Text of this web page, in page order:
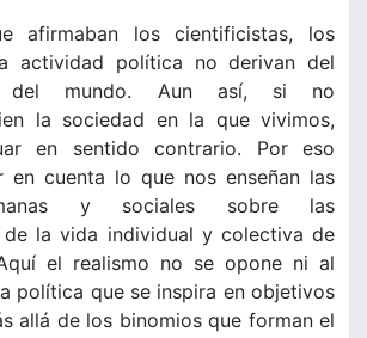
afirmaban los cientificistas, los
actividad política no derivan del
del mundo. Aun así, si no
la sociedad en la que vivimos,
en sentido contrario. Por eso
en cuenta lo que nos enseñan las
y sociales sobre las
de la vida individual y colectiva de
el realismo no se opone ni al
política que se inspira en objetivos
allá de los binomios que forman el